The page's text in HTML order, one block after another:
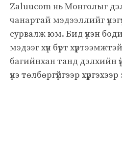
Zaluucom нь Монголыг
чанартай мэдээллийг
сурвалж юм. Бид үнэн
мэдээг хүн бүрт
багийнхан танд дэлхийн
үнэ төлбөргүйгээр